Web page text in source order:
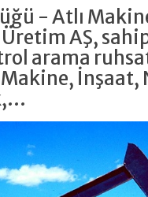
- Atlı
AŞ,
arama
İnşaat,